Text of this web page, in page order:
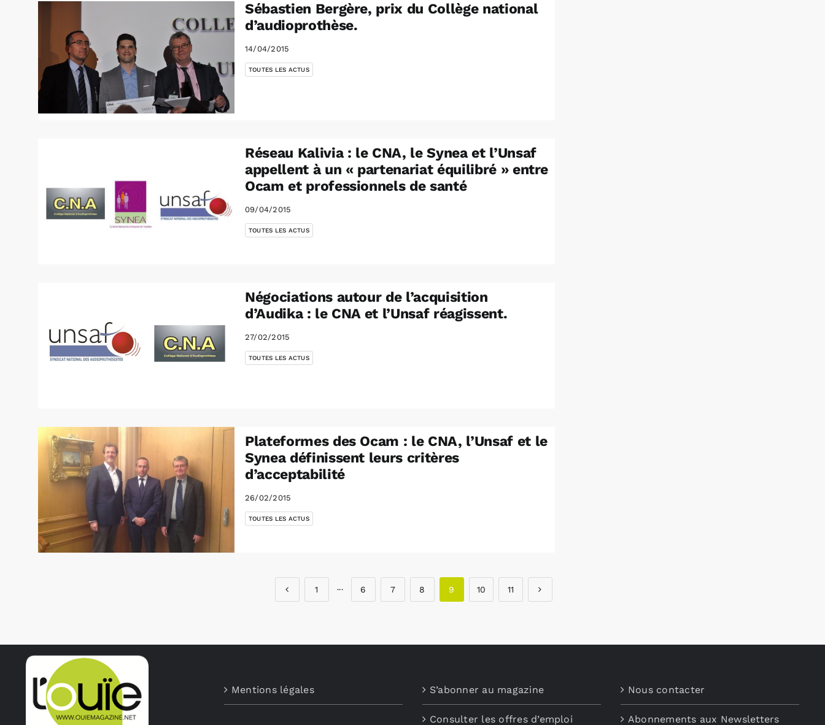
Sébastien Bergère, prix du Collège national
d’audioprothèse.
14/04/2015
TOUTES LES ACTUS
Réseau Kalivia : le CNA, le Synea et l’Unsaf
appellent à un « partenariat équilibré » entre
Ocam et professionnels de santé
09/04/2015
TOUTES LES ACTUS
Négociations autour de l’acquisition
d’Audika : le CNA et l’Unsaf réagissent.
27/02/2015
TOUTES LES ACTUS
Plateformes des Ocam : le CNA, l’Unsaf et le
Synea définissent leurs critères
d’acceptabilité
26/02/2015
TOUTES LES ACTUS
1 ··· 6 7 8 9 10 11
Mentions légales S’abonner au magazine
Consulter les offres d’emploi
Nous contacter
Abonnements aux Newsletters